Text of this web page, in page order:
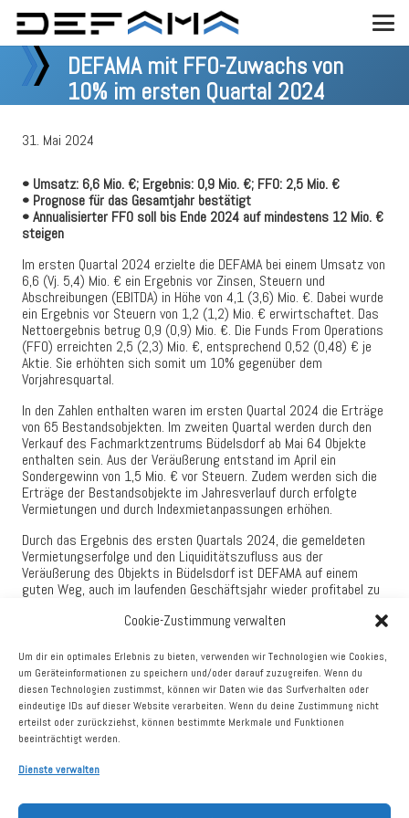
Cookie-Zustimmung verwalten
Um dir ein optimales Erlebnis zu bieten, verwenden wir Technologien wie Cookies,
um Geräteinformationen zu speichern und/oder darauf zuzugreifen. Wenn du
diesen Technologien zustimmst, können wir Daten wie das Surfverhalten oder
eindeutige IDs auf dieser Website verarbeiten. Wenn du deine Zustimmung nicht
erteilst oder zurückziehst, können bestimmte Merkmale und Funktionen
beeinträchtigt werden.
Dienste verwalten
DEFAMA mit FFO-Zuwachs von
10% im ersten Quartal 2024
31. Mai 2024
• Umsatz: 6,6 Mio. €; Ergebnis: 0,9 Mio. €; FFO: 2,5 Mio. €
• Prognose für das Gesamtjahr bestätigt
• Annualisierter FFO soll bis Ende 2024 auf mindestens 12 Mio. €
steigen
Im ersten Quartal 2024 erzielte die DEFAMA bei einem Umsatz von
6,6 (Vj. 5,4) Mio. € ein Ergebnis vor Zinsen, Steuern und
Abschreibungen (EBITDA) in Höhe von 4,1 (3,6) Mio. €. Dabei wurde
ein Ergebnis vor Steuern von 1,2 (1,2) Mio. € erwirtschaftet. Das
Nettoergebnis betrug 0,9 (0,9) Mio. €. Die Funds From Operations
(FFO) erreichten 2,5 (2,3) Mio. €, entsprechend 0,52 (0,48) € je
Aktie. Sie erhöhten sich somit um 10% gegenüber dem
Vorjahresquartal.
In den Zahlen enthalten waren im ersten Quartal 2024 die Erträge
von 65 Bestandsobjekten. Im zweiten Quartal werden durch den
Verkauf des Fachmarktzentrums Büdelsdorf ab Mai 64 Objekte
enthalten sein. Aus der Veräußerung entstand im April ein
Sondergewinn von 1,5 Mio. € vor Steuern. Zudem werden sich die
Erträge der Bestandsobjekte im Jahresverlauf durch erfolgte
Vermietungen und durch Indexmietanpassungen erhöhen.
Durch das Ergebnis des ersten Quartals 2024, die gemeldeten
Vermietungserfolge und den Liquiditätszufluss aus der
Veräußerung des Objekts in Büdelsdorf ist DEFAMA auf einem
guten Weg, auch im laufenden Geschäftsjahr wieder profitabel zu
Jahresüberschuss von 5,0 Mio. € – dieser versteht sich ohne
und ein FFO von 10,6 Mio. € sowie eine weitere
Dividendenerhöhung.
DEFAMA führt laufend Gespräche über potenzielle Kaufobjekte. Der
Vorstand ist daher zuversichtlich, im Laufe des Jahres erneut
etliche Zukäufe melden zu können, wobei vor allem in der zweiten
Zudem sind diverse Umbauprojekte in Planung oder Umsetzung,